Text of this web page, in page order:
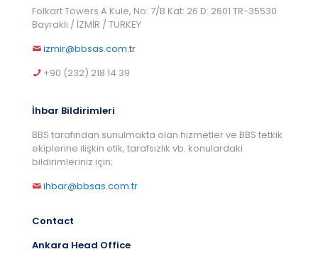
Folkart Towers A Kule, No: 7/B Kat: 26 D: 2601 TR-35530
Bayraklı / İZMİR / TURKEY
izmir@bbsas.com.tr
+90 (232) 218 14 39
İhbar Bildirimleri
BBS tarafından sunulmakta olan hizmetler ve BBS tetkik
ekiplerine ilişkin etik, tarafsızlık vb. konulardaki
bildirimleriniz için;
ihbar@bbsas.com.tr
Contact
Ankara Head Office